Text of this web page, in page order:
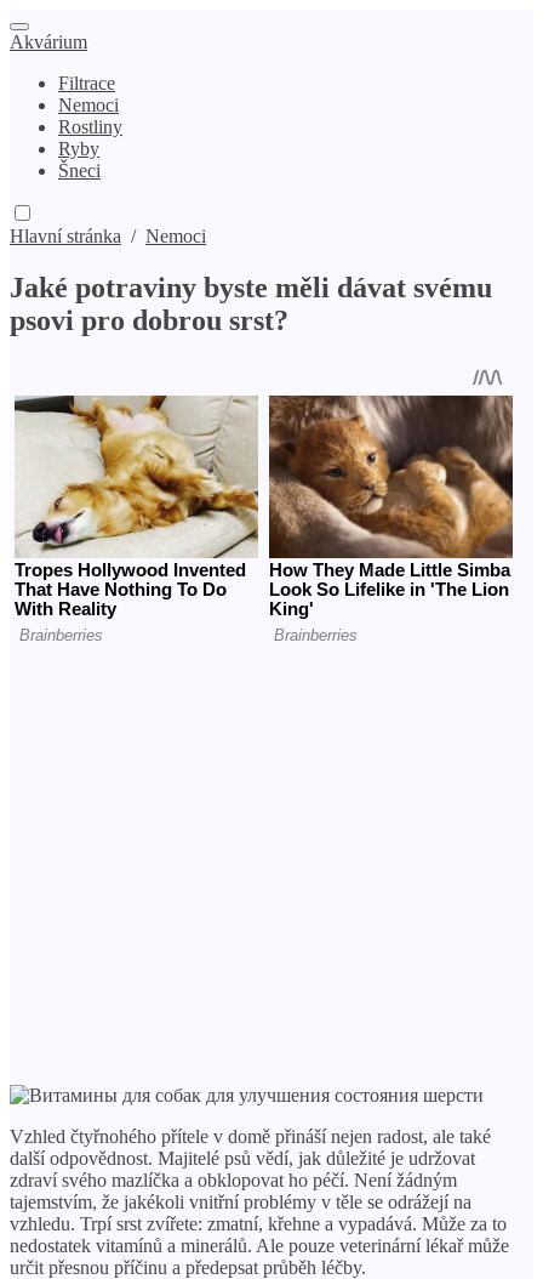
Akvárium
Filtrace
Nemoci
Rostliny
Ryby
Šneci
Hlavní stránka / Nemoci
Jaké potraviny byste měli dávat svému
psovi pro dobrou srst?
Vzhled čtyřnohého přítele v domě přináší nejen radost, ale také
další odpovědnost. Majitelé psů vědí, jak důležité je udržovat
zdraví svého mazlíčka a obklopovat ho péčí. Není žádným
tajemstvím, že jakékoli vnitřní problémy v těle se odrážejí na
vzhledu. Trpí srst zvířete: zmatní, křehne a vypadává. Může za to
nedostatek vitamínů a minerálů. Ale pouze veterinární lékař může
určit přesnou příčinu a předepsat průběh léčby.